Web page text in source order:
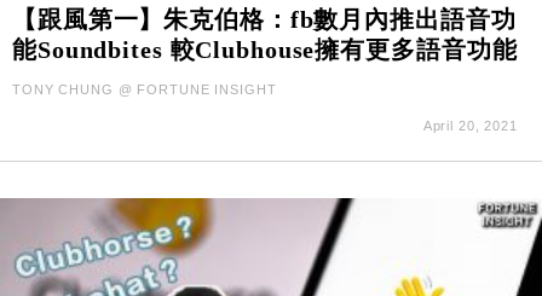
11:12
國際｜特朗普料美伊戰事快結束 承認部分彈藥庫存緊
張
司
財經｜華僑銀行上半年淨利創新高 中期息增15%至
17:33
及消費表現
16:47
本地｜假冒內地執法人員要求交「保證金」 43歲女子
損失近6900萬元
【跟風第一】朱克伯格：fb數月內推出語音功
能Soundbites 較Clubhouse擁有更多語音功能
TONY CHUNG @ FORTUNE INSIGHT
April 20, 2021